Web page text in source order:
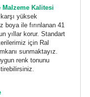
Malzeme Kalitesi
yüksek
ile fırınlanan 41
yıllar korur. Standart
için Ral
sunmaktayız.
renk tonunu